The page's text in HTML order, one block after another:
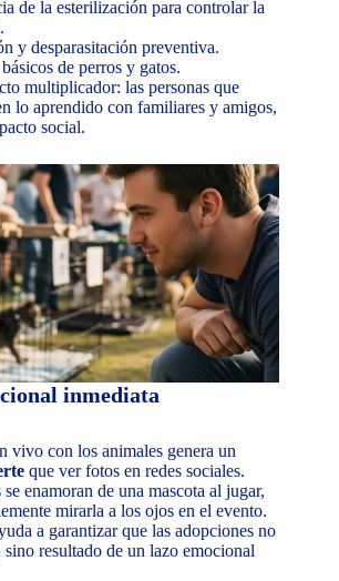
de la esterilización para controlar la
y desparasitación preventiva.
de perros y gatos.
multiplicador: las personas que
lo aprendido con familiares y amigos,
social.
inmediata
vivo con los animales genera un
que ver fotos en redes sociales.
enamoran de una mascota al jugar,
mirarla a los ojos en el evento.
a garantizar que las adopciones no
sino resultado de un lazo emocional